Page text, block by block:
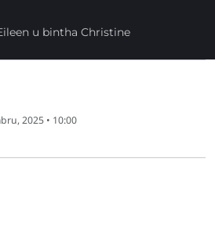
u bintha Christine
2025 • 10:00